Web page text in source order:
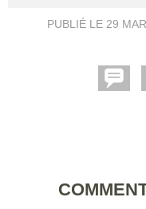
PUBLIÉ LE 29